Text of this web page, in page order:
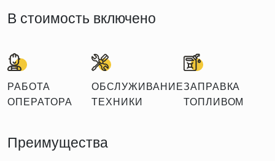
В стоимость включено
РАБОТА
ОПЕРАТОРА
ОБСЛУЖИВАНИЕ
ТЕХНИКИ
ЗАПРАВКА
ТОПЛИВОМ
Преимущества